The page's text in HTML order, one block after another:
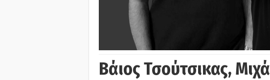
Βάιος Τσούτσικας,